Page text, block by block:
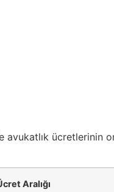
ücretlerinin
Aralığı